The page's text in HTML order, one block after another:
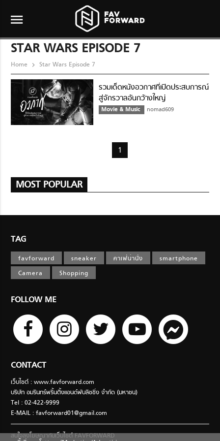
menu
STAR WARS EPISODE 7
Home Star Wars Episode 7
รวมเด็ดหนังอวกาศที่เปิดประสบการณ์
สู่จักรวาลอันกว้างใหญ่
Movie & Music nomad609
1
MOST POPULAR
TAG
favforward sneaker คาเฟ่น่านั่ง
smartphone
Camera
Shopping
FOLLOW ME
CONTACT
เว็บไซต์ : www.favforward.com
บริษัท อมรินทร์พริ้นติ้งแอนด์พับลิชชิ่ง จำกัด (มหาชน)
Tel : 02-422-9999
E-MAIL :favforward01@gmail.com
สนใจลงโฆษณากับเว็บไซต์ FAVFORWARD